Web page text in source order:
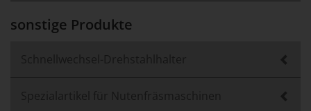
sonstige Produkte